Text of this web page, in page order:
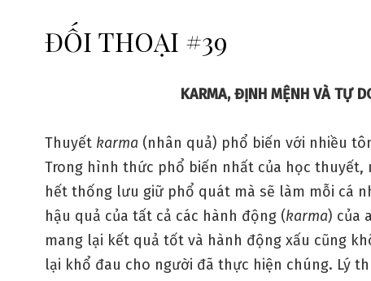
ĐỐI THOẠI #39
KARMA, ĐỊNH MỆNH VÀ TỰ
Thuyết karma (nhân quả) phổ biến với nhiều
Trong hình thức phổ biến nhất của học
hết thống lưu giữ phổ quát mà sẽ làm mỗi cá
hậu quả của tất cả các hành động (karma) của
mang lại kết quả tốt và hành động xấu cũng
lại khổ đau cho người đã thực hiện chúng. Lý